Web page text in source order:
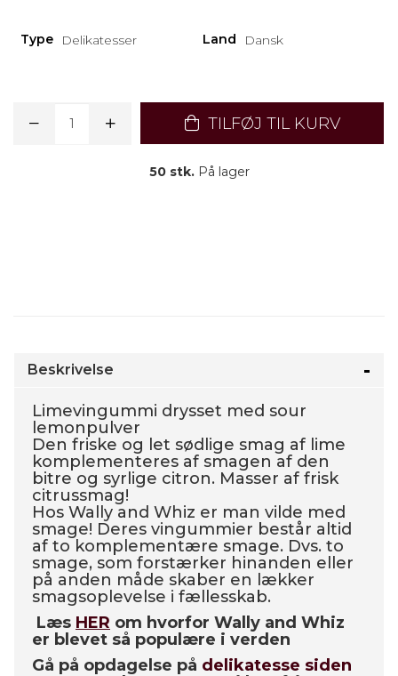
Type Delikatesser Land Dansk
TILFØJ TIL KURV
50 stk.På lager
Beskrivelse
Limevingummi drysset med sour
lemonpulver
Den friske og let sødlige smag af lime
komplementeres af smagen af den
bitre og syrlige citron. Masser af frisk
citrussmag!
Hos Wally and Whiz er man vilde med
smage! Deres vingummier består altid
af to komplementære smage. Dvs. to
smage, som forstærker hinanden eller
på anden måde skaber en lækker
smagsoplevelse i fællesskab.
Læs HER om hvorfor Wally and Whiz
er blevet så populære i verden
Gå på opdagelse på delikatesse siden